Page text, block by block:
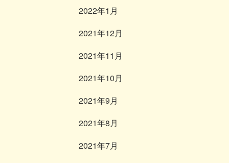
2022年1月
2021年12月
2021年11月
2021年10月
2021年9月
2021年8月
2021年7月